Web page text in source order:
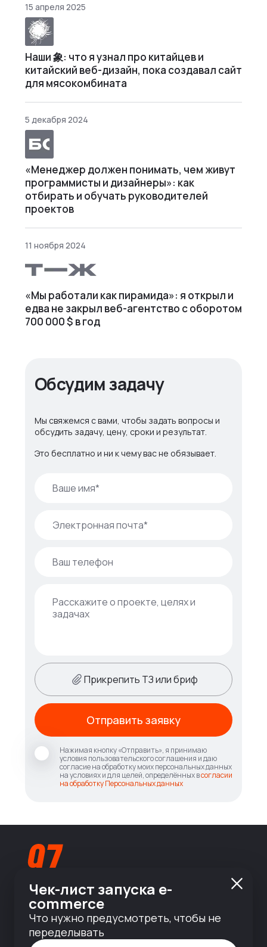
15 апреля 2025
Наши 象: что я узнал про китайцев и
китайский веб-дизайн, пока создавал сайт
для мясокомбината
5 декабря 2024
«Менеджер должен понимать, чем живут
программисты и дизайнеры»: как
отбирать и обучать руководителей
проектов
11 ноября 2024
«Мы работали как пирамида»: я открыл и
едва не закрыл веб⁠-⁠агентство с оборотом
700 000 $ в год
Обсудим задачу
Мы свяжемся с вами, чтобы задать вопросы и
обсудить задачу, цену, сроки и результат.
Это бесплатно и ни к чему вас не обязывает.
Прикрепить ТЗ или бриф
Нажимая кнопку «Отправить», я принимаю
условия пользовательского соглашения и даю
согласие на обработку моих персональных данных
на условиях и для целей, определённых всогласии
на обработку Персональных данных
Отправить заявку
info@nineseven.ru
© 2010 — 2026 ООО «Найнсевен», УНП 191376768,
Чек-лист запуска e-
commerce
Что нужно предусмотреть, чтобы не
переделывать